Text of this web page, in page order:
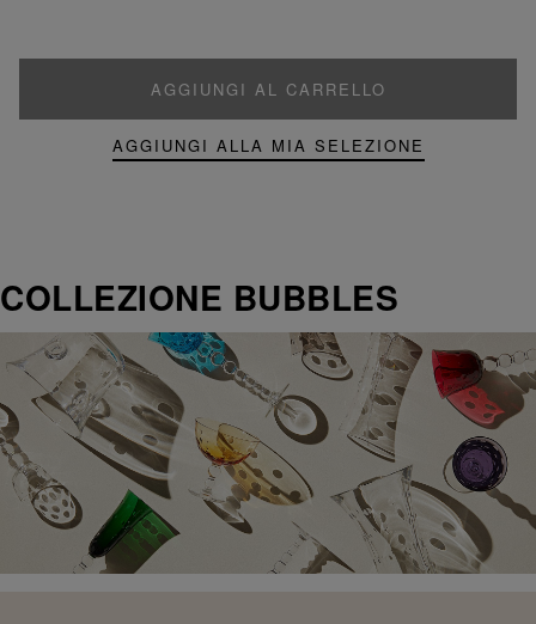
AGGIUNGI AL CARRELLO
AGGIUNGI ALLA MIA SELEZIONE
COLLEZIONE BUBBLES